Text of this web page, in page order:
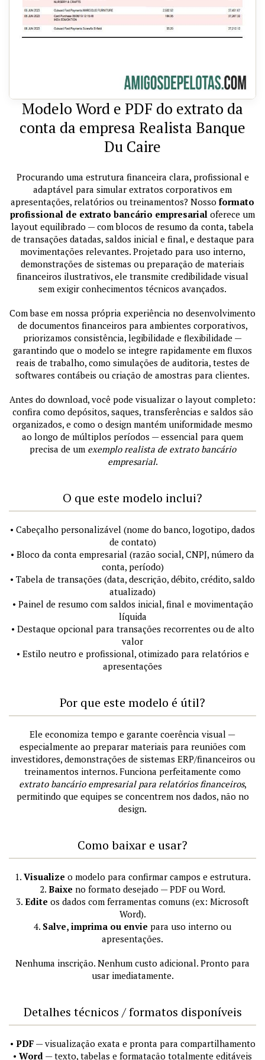
Modelo Word e PDF do extrato da
conta da empresa Realista Banque
Du Caire
Procurando uma estrutura financeira clara, profissional e
adaptável para simular extratos corporativos em
apresentações, relatórios ou treinamentos? Nosso formato
profissional de extrato bancário empresarial oferece um
layout equilibrado — com blocos de resumo da conta, tabela
de transações datadas, saldos inicial e final, e destaque para
movimentações relevantes. Projetado para uso interno,
demonstrações de sistemas ou preparação de materiais
financeiros ilustrativos, ele transmite credibilidade visual
sem exigir conhecimentos técnicos avançados.
Com base em nossa própria experiência no desenvolvimento
de documentos financeiros para ambientes corporativos,
priorizamos consistência, legibilidade e flexibilidade —
garantindo que o modelo se integre rapidamente em fluxos
reais de trabalho, como simulações de auditoria, testes de
softwares contábeis ou criação de amostras para clientes.
Antes do download, você pode visualizar o layout completo:
confira como depósitos, saques, transferências e saldos são
organizados, e como o design mantém uniformidade mesmo
ao longo de múltiplos períodos — essencial para quem
precisa de um exemplo realista de extrato bancário
empresarial.
O que este modelo inclui?
• Cabeçalho personalizável (nome do banco, logotipo, dados
de contato)
• Bloco da conta empresarial (razão social, CNPJ, número da
conta, período)
• Tabela de transações (data, descrição, débito, crédito, saldo
atualizado)
• Painel de resumo com saldos inicial, final e movimentação
líquida
• Destaque opcional para transações recorrentes ou de alto
valor
• Estilo neutro e profissional, otimizado para relatórios e
apresentações
Por que este modelo é útil?
Ele economiza tempo e garante coerência visual —
especialmente ao preparar materiais para reuniões com
investidores, demonstrações de sistemas ERP/financeiros ou
treinamentos internos. Funciona perfeitamente como
extrato bancário empresarial para relatórios financeiros,
permitindo que equipes se concentrem nos dados, não no
design.
Como baixar e usar?
1. Visualize o modelo para confirmar campos e estrutura.
2. Baixe no formato desejado — PDF ou Word.
3. Edite os dados com ferramentas comuns (ex: Microsoft
Word).
4. Salve, imprima ou envie para uso interno ou
apresentações.
Nenhuma inscrição. Nenhum custo adicional. Pronto para
usar imediatamente.
Detalhes técnicos / formatos disponíveis
• PDF— visualização exata e pronta para compartilhamento
• Word — texto, tabelas e formatação totalmente editáveis